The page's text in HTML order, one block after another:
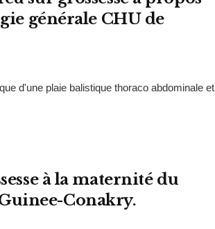
générale CHU de
d'une plaie balistique thoraco abdominale et
à la maternité du
Conakry.